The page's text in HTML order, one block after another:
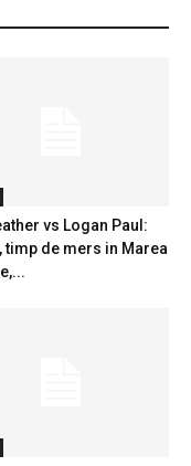
vs Logan Paul:
timp de mers in Marea